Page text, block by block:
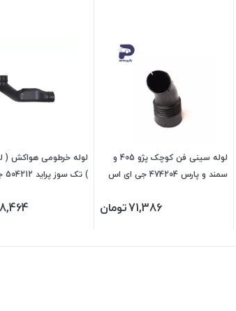
لوله سینی فن کوچک پژو 405 و
سمند و پارس 474204 جی ای اس
71,386تومان
لوله خرطومی هواکش (
)